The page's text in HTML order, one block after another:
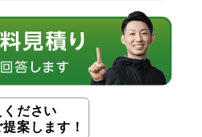
ださい
案します！